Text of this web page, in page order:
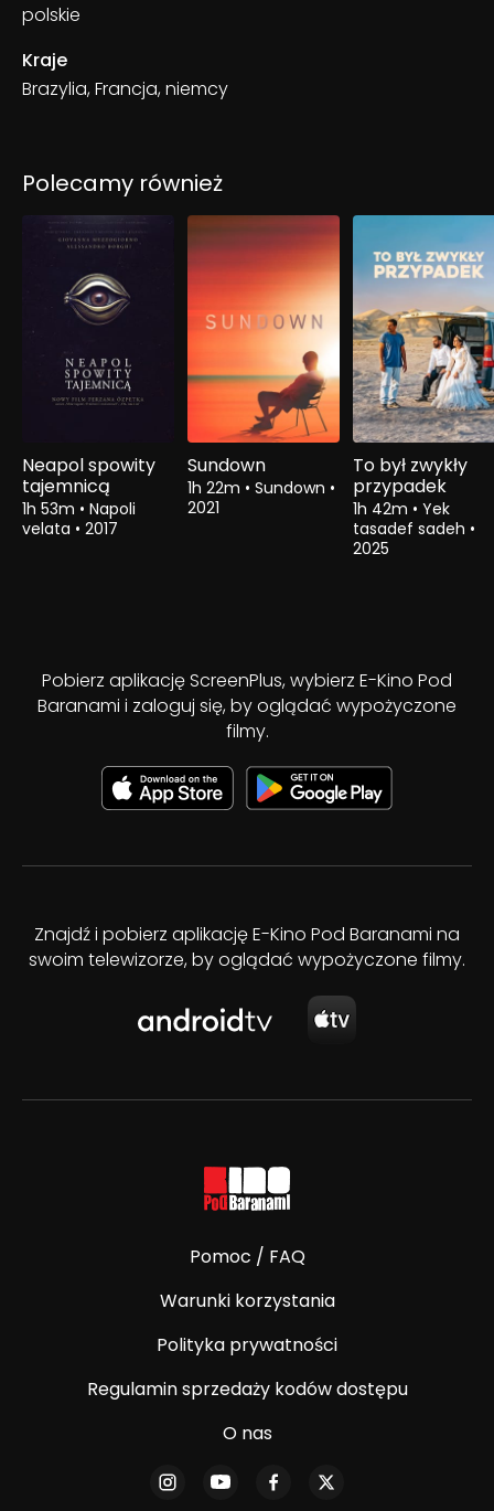
polskie
Kraje
Brazylia, Francja, niemcy
Polecamy również
Neapol spowity
tajemnicą
1h 53m • Napoli
velata • 2017
Sundown
1h 22m • Sundown •
2021
To był zwykły
przypadek
1h 42m • Yek
tasadef sadeh •
2025
Pobierz aplikację ScreenPlus, wybierz E-Kino Pod
Baranami i zaloguj się, by oglądać wypożyczone
filmy.
Znajdź i pobierz aplikację E-Kino Pod Baranami na
swoim telewizorze, by oglądać wypożyczone filmy.
Pomoc / FAQ
Warunki korzystania
Polityka prywatności
Regulamin sprzedaży kodów dostępu
O nas